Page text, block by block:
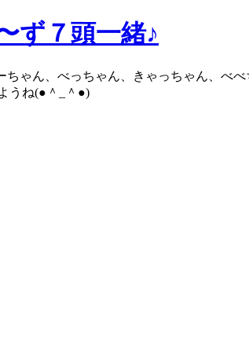
ず７頭一緒♪
ゃん、べっちゃん、きゃっちゃん、べ
うね(●＾_＾●)